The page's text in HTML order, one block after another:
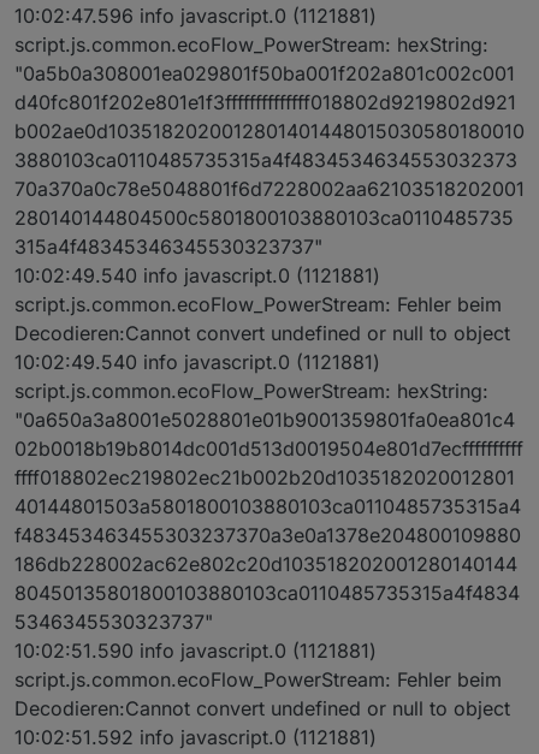
10:02:47.596 info javascript.0 (1121881)
script.js.common.ecoFlow_PowerStream: hexString:
"0a5b0a308001ea029801f50ba001f202a801c002c001
d40fc801f202e801e1f3ffffffffffffff018802d9219802d921
b002ae0d1035182020012801401448015030580180010
3880103ca0110485735315a4f4834534634553032373
70a370a0c78e5048801f6d7228002aa62103518202001
280140144804500c5801800103880103ca0110485735
315a4f48345346345530323737"
10:02:49.540 info javascript.0 (1121881)
script.js.common.ecoFlow_PowerStream: Fehler beim
Decodieren:Cannot convert undefined or null to object
10:02:49.540 info javascript.0 (1121881)
script.js.common.ecoFlow_PowerStream: hexString:
"0a650a3a8001e5028801e01b9001359801fa0ea801c4
02b0018b19b8014dc001d513d0019504e801d7ecffffffffff
ffff018802ec219802ec21b002b20d1035182020012801
40144801503a5801800103880103ca0110485735315a4
f483453463455303237370a3e0a1378e204800109880
186db228002ac62e802c20d103518202001280140144
80450135801800103880103ca0110485735315a4f4834
5346345530323737"
10:02:51.590 info javascript.0 (1121881)
script.js.common.ecoFlow_PowerStream: Fehler beim
Decodieren:Cannot convert undefined or null to object
10:02:51.592 info javascript.0 (1121881)